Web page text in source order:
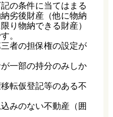
の条件に当てはまる
劣後財産（他に物納
り物納できる財産）
。
者の担保権の設定が
一部の持分のみしか
転仮登記等のある不
みのない不動産（囲